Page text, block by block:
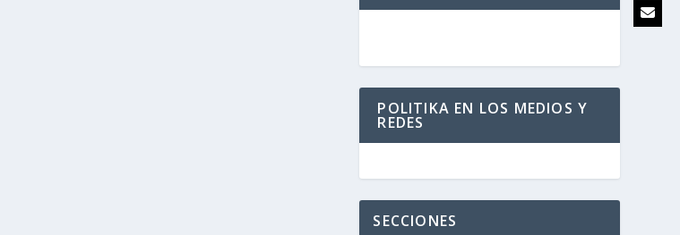
POLITIKA EN LOS MEDIOS Y
REDES
SECCIONES